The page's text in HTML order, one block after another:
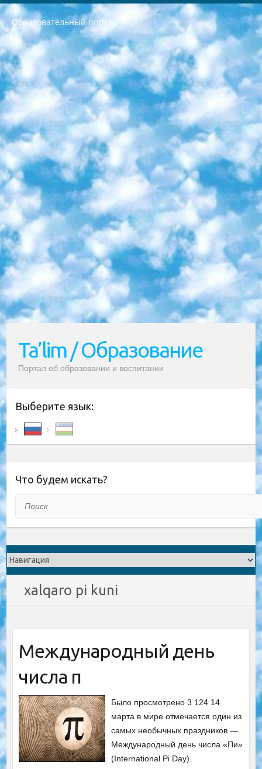
Образовательный портал
РЕСПУБЛИКА УЗБЕКИСТАН МИНИСТРЕРСТВО ДОШКОЛЬНОГО И ШКОЛЬНОГО ОБРАЗОВАНИЯ КОМАНДА в общеобразовательных учреждениях в 2023-2024 учебном году организация и проведение итоговой государственной аттестации обучающихся о Министра дошкольного и школьного образования Республики Узбекистан от 4 марта 2008 года (постановлением Минюста от 20 марта 2008 года № 1778 государственной регистрации) «Итоговое состояние учащихся общего среднего образования на основании положения об утверждении положения об аттестации общего среднего образования выпускной экзамен студентов в образовательных учреждениях в 2023-2024 учебном году В целях организации и прохождения аттестации приказываю: 1. Следующее: перечень предметов, по которым будет проводиться итоговая государственная аттестация и экзамен формы перевода согласно приложению 1; сертификаты международного образца, оценивающие уровень владения иностранными языками перечень согласно приложению 2; 2. Педагогический при специализированных образовательных учреждениях. научно-практический центр квалификации и международной оценки (Д.Давидова) 2024 г. До 25 марта: задания по предметам, по которым будет проводиться итоговая аттестация разработка и утверждение технических условий; итоговая аттестация на основании разработанного предметного задания разработка вопросов по предметам (устно и письменно), экзамен передача; общеобразовательные средние школы и специальные учебные заведения учащиеся выпускных классов школ и интернатов в агентской системе подготовка базы данных экзаменационных материалов и критериев оценки; перевод базы экзаменационных материалов на все языки обучения подать в Республиканский образовательный центр для изготовления; варианты экзаменов на основе разработанных контрольных материалов пусть будут поставлены задачи формирования. 3. Республиканский образовательный центр (Ш.Худайкулов) до 5 апреля 2024 года. до: база данных предоставленных экзаменационных материалов на все языки обучения перевод и экспертиза; для слепых, слабовидящих, глухих, слабослышащих и умственно отсталых детей учащиеся выпускных классов специализированных школ и школ-интернатов база данных экзаменационных материалов на всех преподаваемых языках подготовка критериев оценки; специализированные школы для умственно отсталых детей и технологии для учащихся выпускных классов школ-интернатов разработка соответствующих рекомендаций и критериев проведения ЕГЭ по естествознанию давать задания. 4. Педагогический при специализированных образовательных учреждениях. Научно-практический центр навыков и международной оценки (Д.Давидова), Республика образовательный центр (Худайкулов Ш.) итоговый государственный аттестационный экзамен ориентирован на творческое и логическое мышление при подготовке базы материалов учитывать введение заданий. 5. Следует отметить, что: сертификат государственного образца о знании общеобразовательного предмета и как минимум национальный уровень B1 по предметам на иностранных языках, указанным в Приложении 2. или международно признанный сертификат эквивалентного уровня студенты, изучающие определенный предмет, освобождаются от экзамена; по соответствующим предметам запланирована итоговая государственная аттестация за день до дня, путем жеребьевки Рабочей группой (в письменной форме по предметам, проводимым в форме) из числа сформированных вариантов выбрано 2 варианта; 2 выбранных варианта экзамена анонсированы на официальном сайте министерства и все выпускники по всей стране на основе этих вариантов проводит итоговую государственную аттестацию. 6. Государственное образование учащихся средних общеобразовательных учреждений. знания в соответствии с квалификационными требованиями, которые необходимо приобрести на основании стандартов итоговый (выпускной) контроль для 9 и 11 классов в целях тестирования Экзамены (далее – экзамены) состоят из предметов, перечисленных в приложении 1. будет сделано. 7. Экзамены пройдут с 26 мая по 15 июня 2024 г. (кроме науки физического воспитания). 8. Физическая для учащихся 9 классов общесредних образовательных учреждений. Экзамены по предмету «Образование, квалификация медицина» 1-6 мая 2024 года. сотрудники перевести под присмотр (с отклонениями в физическом или умственном развитии) специализированная школа для детей, школы-интернаты и со сколиозом школы-интернаты санаторного типа для больных детей исключены). 9. Он был слепым, слабовидящим и имел нарушения опорно-двигательного аппарата. экзамены в специализированных школах и интернатах для детей должны проводиться исходя из требований, предъявляемых к общеобразовательным учреждениям (физкультура кроме науки). 10. Специализированная школа для глухих и слабослышащих детей. и экзамены в интернатах и быть реализован в виде письменного теста по математике. 11. Специальность для умственно отсталых детей. Для 9 класса Родной язык и литературное письмо Государственный язык (язык обучения – узбекский). для неклассов) написано Математическое письмо Письменная/устная история Узбекистана Физическое воспитание практично Итоговый контроль Для 11 класса Написание родного языка и литературы (эссе) Математическое письмо Узбекский язык (обучение на узбекском языке) не посещающее общее среднее образование для учреждений)/Образовательное учреждение выбор письменный и устный Иностранный язык письменный/устный Письменная/устная история Узбекистана *По выбору студента:  Химия  Физика  Основы государственного права  География 10 бесплатных образовательных ресурсов - Мы составили подборку онлайн-проектов с интерактивными упражнениями, видеолекциями и статьями. Они помогут вам обрести новые и освежить старые знания бесплатно. 1. «ИНТУИТ» Старейшая образовательная площадка Рунета. Здесь вы найдёте сотни текстовых и видеокурсов на десятки различных тем — от программирования до психологии. Многие курсы подготовлены российскими университетами и крупными международными компаниями вроде Intel и Microsoft. Самостоятельное обучение бесплатное, но желающие могут оплатить услуги персональных наставников. 2. «Смартия» знакомит с актуальными профессиями и подсказывает, как им обучаться. Выбрав заинтересовавшую вас специальность — SMM-специалист, фотограф, веб-дизайнер или другую, — увидите список необходимых для неё умений. Чтобы вы могли освоить их самостоятельно, для каждого умения площадка отображает подборку ссылок на учебные материалы. Хотя «Смартия» ориентируется на русскоязычную аудиторию, часть контента всё же доступна только на английском. 3. «Лекторий Физтеха» Проект Московского физико-технического института (Физтеха). С его помощью вы можете смотреть онлайн серии лекций, записанные на видео в этом вузе. В числе доступных предметов — физика, биология, химия, информационные технологии и другие. К некоторым лекциям администрация ресурса прилагает готовые конспекты, которые можно скачивать в PDF-формате. 4. ITMOcourses Онлайн-площадка Санкт-Петербургского национального исследовательского университета информационных технологий, механики и оптики (ИТМО). Ресурс предоставляет свободный доступ к курсам, разработанным в этом вузе. Каталог материалов разбит на четыре категории: «Оптические системы и технологии», «Приборостроение и робототехника», «Информационные технологии» и «Биотехнологии». Курсы состоят из видеолекций, интерактивных демонстраций и заданий. 5. «КиберЛенинка» Электронная научная библиотека открытого доступа. Каталог площадки регулярно обрастает текстами статей из различных научных изданий. Сгруппированные по журналам и рубрикам публикации можно читать онлайн или скачивать целиком в PDF-формате. Проект нацелен на популяризацию науки за счёт открытого доступа к качественной информации. 6. «ПостНаука» На этом ресурсе публикуют подборки видеолекций, составленные экспертами из разных отраслей и объединённые общими темами. Среди них, к примеру, есть серии «Биоинформатика и геномика», «Культура средневековой Скандинавии» и Cinema Studies о теории кино. Каждая подборка лекций — логически связанная история, рассказанная экспертом от первого лица. Кроме того, на сайте появляются научно-образовательные статьи и тесты на разные темы. 7. «Newочём» Команда проекта «Newочём» отбирает самые интересные тексты из англоязычных СМИ и переводит те из них, за которые голосуют участники сообщества «ВКонтакте». По большей части это научно-популярные статьи. Редакторы придумывают лишь заголовки, в остальном содержание переводов соответствует оригиналам. Полные тексты можно читать прямо в социальной сети. 8. InternetUrok Онлайн-база материалов по основным дисциплинам школьной программы. Информация на сайте структурирована по классам, предметам и темам (урокам). Каждый урок состоит из видеолекций и конспектов. Есть также интерактивные тренажёры и тесты для закрепления пройденного материала. Даже если вы давно окончили школу, возможность повторить программу старших классов всегда может пригодиться. 9. Edutainme Ещё один ресурс об образовании. В отличие от Newtonew, как мне кажется, Edutainme больше ориентируется на представителей индустрии: педагогов, предпринимателей, разработчиков образовательных проектов. Но и любой, кто просто стремится к саморазвитию, найдёт на сайте много полезного и интересного для себя. Например, информацию о новых курсах и образовательных сервисах. 10. Newtonew Онлайн-медиа об образовании и обучении в широком смысле. Авторы Newtonew пишут об инструментах, заведениях, тактиках и стратегиях, которые помогают учить других и получать новые знания самостоятельно. На этой площадке вы найдёте новости, обзоры, аналитические мат
Ta’lim / Образование
Портал об образовании и воспитании
Выберите язык:
Что будем искать?
xalqaro pi kuni
Международный день
числа π
Было просмотрено 3 124 14
марта в мире отмечается один из
самых необычных праздников —
Международный день числа «Пи»
(International Pi Day).